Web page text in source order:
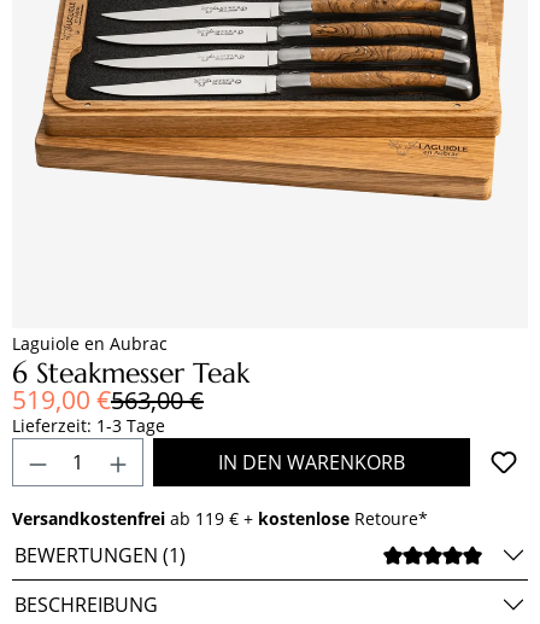
Laguiole en Aubrac
6 Steakmesser Teak
Verkaufspreis:Regulärer Preis:
563,00 €
519,00 €
Lieferzeit: 1-3 Tage
Produkt Anzahl: Gib den gewünschten
IN DEN WARENKORB
Versandkostenfrei ab 119 € + kostenlose Retoure*
BEWERTUNGEN (1)
BESCHREIBUNG